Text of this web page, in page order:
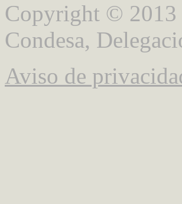
Copyright © 2013
Condesa,
Aviso de